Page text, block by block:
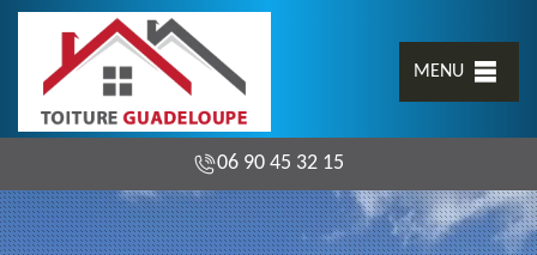
MENU
06 90 45 32 15